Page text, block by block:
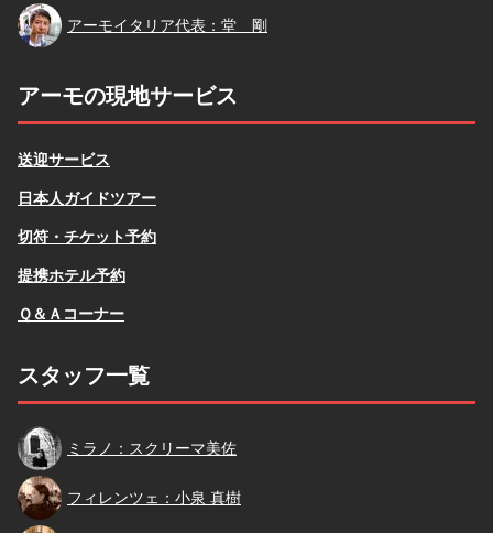
堂
アーモイタリア代表：堂 剛
アーモの現地サービス
送迎サービス
日本人ガイドツアー
切符・チケット予約
提携ホテル予約
Ｑ＆Ａコーナー
スタッフ一覧
スクリーマ
ミラノ：スクリーマ美佐
小泉
フィレンツェ：小泉 真樹